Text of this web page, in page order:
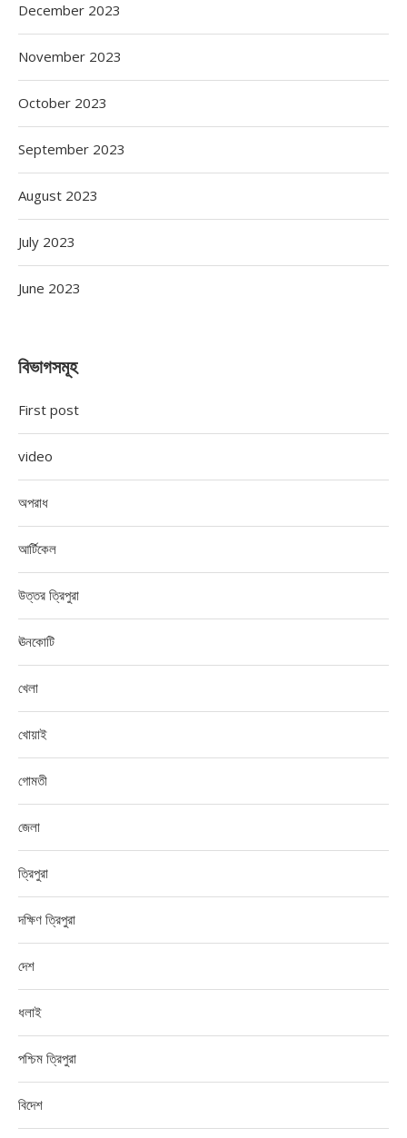
December 2023
November 2023
October 2023
September 2023
August 2023
July 2023
June 2023
বিভাগসমূহ
First post
video
অপরাধ
আর্টিকেল
উত্তর ত্রিপুরা
ঊনকোটি
খেলা
খোয়াই
গোমতী
জেলা
ত্রিপুরা
দক্ষিণ ত্রিপুরা
দেশ
ধলাই
পশ্চিম ত্রিপুরা
বিদেশ